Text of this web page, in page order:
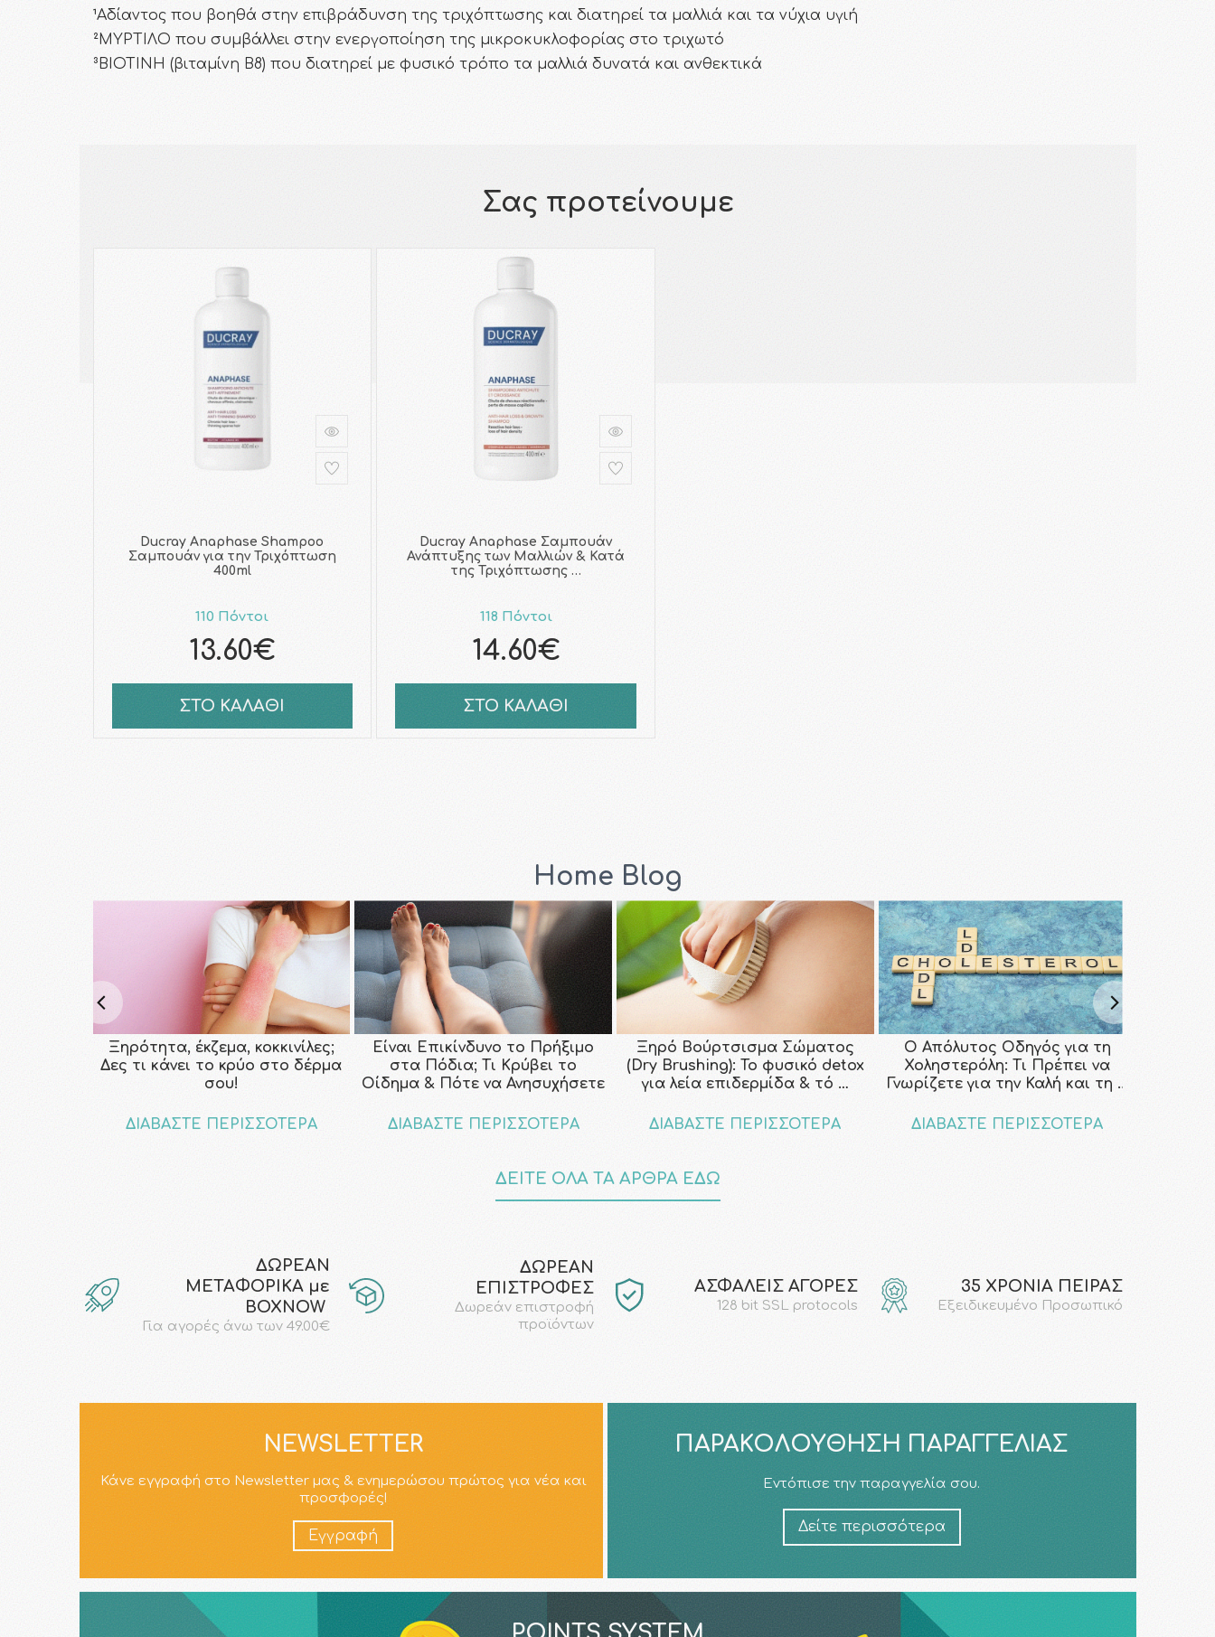
¹Αδίαντος που βοηθά στην επιβράδυνση της τριχόπτωσης και διατηρεί τα μαλλιά και τα νύχια υγιή
²ΜΥΡΤΙΛΟ που συμβάλλει στην ενεργοποίηση της μικροκυκλοφορίας στο τριχωτό
³ΒΙΟΤΙΝΗ (βιταμίνη B8) που διατηρεί με φυσικό τρόπο τα μαλλιά δυνατά και ανθεκτικά
Σας προτείνουμε
Ducray Anaphase Shampoo
Σαμπουάν για την Τριχόπτωση
400ml
110 Πόντοι
13.60€
ΣΤΟ ΚΑΛΑΘΙ
Ducray Anaphase Σαμπουάν
Ανάπτυξης των Μαλλιών & Κατά
της Τριχόπτωσης …
118 Πόντοι
14.60€
ΣΤΟ ΚΑΛΑΘΙ
Home Blog
Ξηρότητα, έκζεμα, κοκκινίλες;
Δες τι κάνει το κρύο στο δέρμα
σου!
ΔΙΑΒΑΣΤΕ ΠΕΡΙΣΣΟΤΕΡΑ
Είναι Επικίνδυνο το Πρήξιμο
στα Πόδια; Τι Κρύβει το
Οίδημα & Πότε να Ανησυχήσετε
ΔΙΑΒΑΣΤΕ ΠΕΡΙΣΣΟΤΕΡΑ
Ξηρό Βούρτσισμα Σώματος
(Dry Brushing): Το φυσικό detox
για λεία επιδερμίδα & τό …
ΔΙΑΒΑΣΤΕ ΠΕΡΙΣΣΟΤΕΡΑ
Ο Απόλυτος Οδηγός για τη
Χοληστερόλη: Τι Πρέπει να
Γνωρίζετε για την Καλή και τη …
ΔΙΑΒΑΣΤΕ ΠΕΡΙΣΣΟΤΕΡΑ
ΔΕΙΤΕ ΟΛΑ ΤΑ ΑΡΘΡΑ ΕΔΩ
ΔΩΡΕΑΝ
ΜΕΤΑΦΟΡΙΚΑ με
ΒΟΧΝΟW
Για αγορές άνω των 49.00€
ΔΩΡΕΑΝ
ΕΠΙΣΤΡΟΦΕΣ
Δωρεάν επιστροφή
προϊόντων
AΣΦΑΛΕΙΣ ΑΓΟΡΕΣ
128 bit SSL protocols
35 ΧΡΟΝΙΑ ΠΕΙΡΑΣ
Εξειδικευμένο Προσωπικό
NEWSLETTER
Κάνε εγγραφή στο Newsletter μας & ενημερώσου πρώτος για νέα και
προσφορές!
Εγγραφή
ΠΑΡΑΚΟΛΟΎΘΗΣΗ ΠΑΡΑΓΓΕΛΊΑΣ
Εντόπισε την παραγγελία σου.
Δείτε περισσότερα